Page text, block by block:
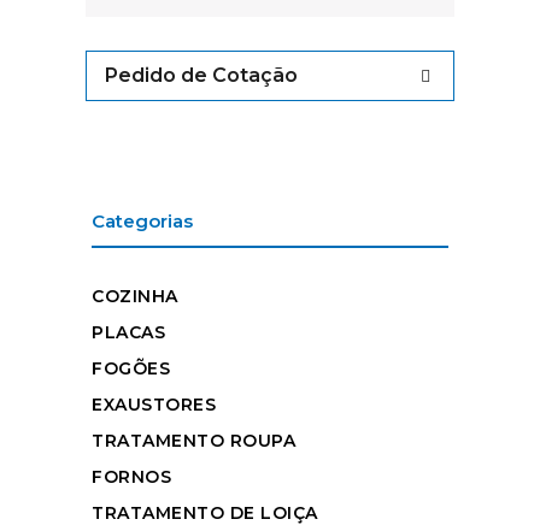
Pedido de Cotação
Categorias
COZINHA
PLACAS
FOGÕES
EXAUSTORES
TRATAMENTO ROUPA
FORNOS
TRATAMENTO DE LOIÇA